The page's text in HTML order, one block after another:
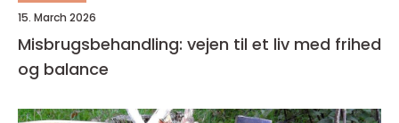
15. March 2026
Misbrugsbehandling: vejen til et liv med frihed
og balance